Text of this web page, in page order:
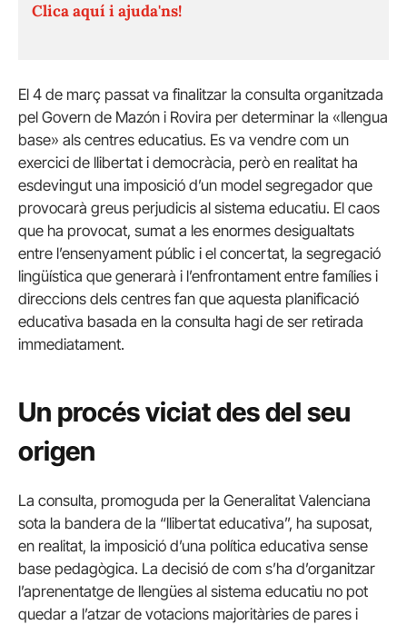
Clica aquí i ajuda'ns!
El 4 de març passat va finalitzar la consulta organitzada
pel Govern de Mazón i Rovira per determinar la «llengua
base» als centres educatius. Es va vendre com un
exercici de llibertat i democràcia, però en realitat ha
esdevingut una imposició d’un model segregador que
provocarà greus perjudicis al sistema educatiu. El caos
que ha provocat, sumat a les enormes desigualtats
entre l’ensenyament públic i el concertat, la segregació
lingüística que generarà i l’enfrontament entre famílies i
direccions dels centres fan que aquesta planificació
educativa basada en la consulta hagi de ser retirada
immediatament.
Un procés viciat des del seu
origen
La consulta, promoguda per la Generalitat Valenciana
sota la bandera de la “llibertat educativa”, ha suposat,
en realitat, la imposició d’una política educativa sense
base pedagògica. La decisió de com s’ha d’organitzar
l’aprenentatge de llengües al sistema educatiu no pot
quedar a l’atzar de votacions majoritàries de pares i